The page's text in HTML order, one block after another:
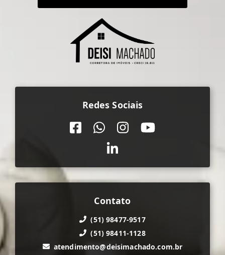
Redes Sociais
Contato
(51) 98477-9517
(51) 98411-1128
atendimento@deisimachado.com.br